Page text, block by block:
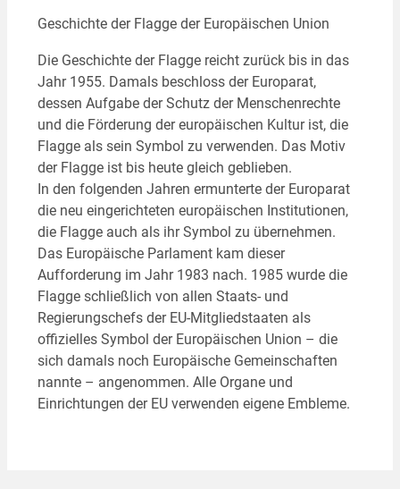
Geschichte der Flagge der Europäischen Union
Die Geschichte der Flagge reicht zurück bis in das
Jahr 1955. Damals beschloss der Europarat,
dessen Aufgabe der Schutz der Menschenrechte
und die Förderung der europäischen Kultur ist, die
Flagge als sein Symbol zu verwenden. Das Motiv
der Flagge ist bis heute gleich geblieben.
In den folgenden Jahren ermunterte der Europarat
die neu eingerichteten europäischen Institutionen,
die Flagge auch als ihr Symbol zu übernehmen.
Das Europäische Parlament kam dieser
Aufforderung im Jahr 1983 nach. 1985 wurde die
Flagge schließlich von allen Staats- und
Regierungschefs der EU-Mitgliedstaaten als
offizielles Symbol der Europäischen Union – die
sich damals noch Europäische Gemeinschaften
nannte – angenommen. Alle Organe und
Einrichtungen der EU verwenden eigene Embleme.